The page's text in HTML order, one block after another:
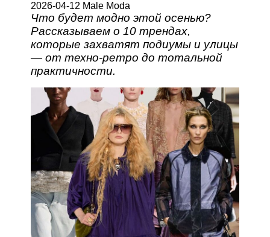
2026-04-12 Male Moda
Что будет модно этой осенью?
Рассказываем о 10 трендах,
которые захватят подиумы и улицы
— от техно-ретро до тотальной
практичности.